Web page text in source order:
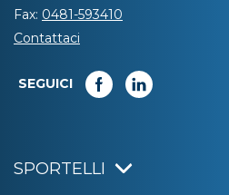
Fax: 0481-593410
Contattaci
SEGUICI
SPORTELLI